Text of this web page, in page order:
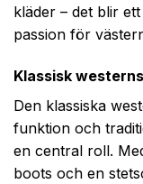
kläder – det blir
passion för
Klassisk
Den klassiska
funktion och
en central roll.
boots och en